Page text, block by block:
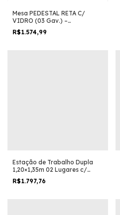
Mesa PEDESTAL RETA C/
VIDRO (03 Gav.) –
1,92X0,70m – Magazine Silva
– NOGAL SEVILHA/PRETO –
R$1.574,99
Estação de Trabalho Dupla
1,20×1,35m 02 Lugares c/
Gavetas c/ ponto de tomada
– Magazine Silva – Nogal
R$1.797,76